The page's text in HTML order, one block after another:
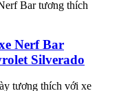
Nerf Bar
Silverado
tương thích với xe